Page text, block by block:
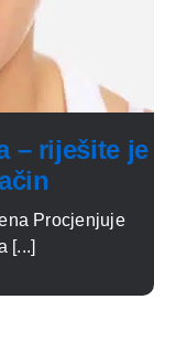
– riješite je
Procjenjuje
[...]